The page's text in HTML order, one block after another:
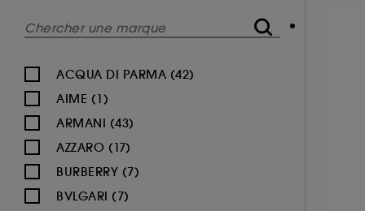
ACQUA DI PARMA (42)
AIME (1)
ARMANI (43)
AZZARO (17)
BURBERRY (7)
BVLGARI (7)